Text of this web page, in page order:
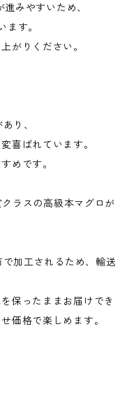
みやすいため、
す。
がりください。
り、
喜ばれています。
めです。
ラスの高級本マグロが
加工されるため、輸送
保ったままお届けでき
価格で楽しめます。